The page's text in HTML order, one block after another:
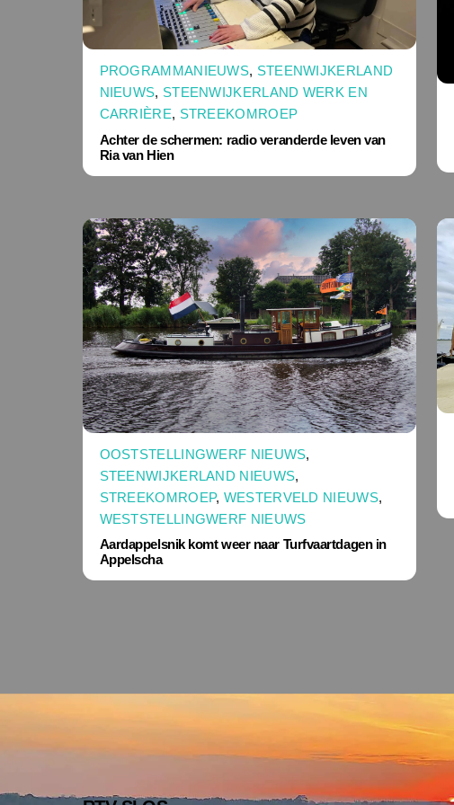
PROGRAMMANIEUWS, STEENWIJKERLAND
NIEUWS, STEENWIJKERLAND WERK EN
CARRIÈRE, STREEKOMROEP
Achter de schermen: radio veranderde leven van
Ria van Hien
OOSTSTELLINGWERF NIEUWS,
STEENWIJKERLAND NIEUWS,
STREEKOMROEP, WESTERVELD NIEUWS,
WESTSTELLINGWERF NIEUWS
Aardappelsnik komt weer naar Turfvaartdagen in
Appelscha